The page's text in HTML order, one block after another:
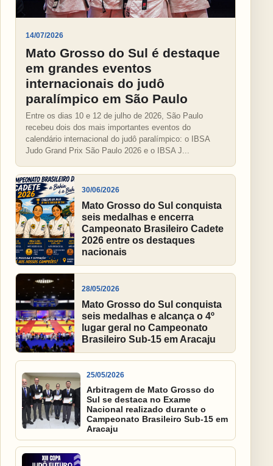
14/07/2026
Mato Grosso do Sul é destaque
em grandes eventos
internacionais do judô
paralímpico em São Paulo
Entre os dias 10 e 12 de julho de 2026, São Paulo
recebeu dois dos mais importantes eventos do
calendário internacional do judô paralímpico: o IBSA
Judo Grand Prix São Paulo 2026 e o IBSA J...
30/06/2026
Mato Grosso do Sul conquista
seis medalhas e encerra
Campeonato Brasileiro Cadete
2026 entre os destaques
nacionais
28/05/2026
Mato Grosso do Sul conquista
seis medalhas e alcança o 4º
lugar geral no Campeonato
Brasileiro Sub-15 em Aracaju
25/05/2026
Arbitragem de Mato Grosso do
Sul se destaca no Exame
Nacional realizado durante o
Campeonato Brasileiro Sub-15 em
Aracaju